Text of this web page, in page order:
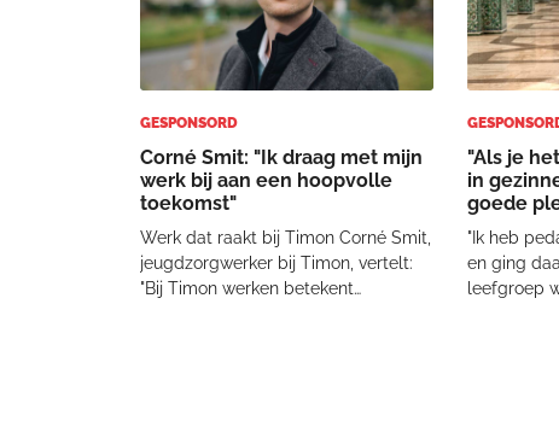
GESPONSORD
Corné Smit: "Ik draag met mijn
werk bij aan een hoopvolle
toekomst"
Werk dat raakt bij Timon Corné Smit,
jeugdzorgwerker bij Timon, vertelt:
"Bij Timon werken betekent
"Als je
in
goede
"Ik heb
en ging
leefgroep